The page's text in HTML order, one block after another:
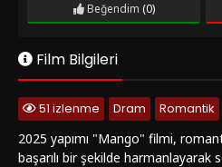
Beğendim (0)
Film Bilgileri
51 izlenme Dram
Romantik
2025 yapımı "Mango" filmi,
başarılı bir şekilde harmanlayarak